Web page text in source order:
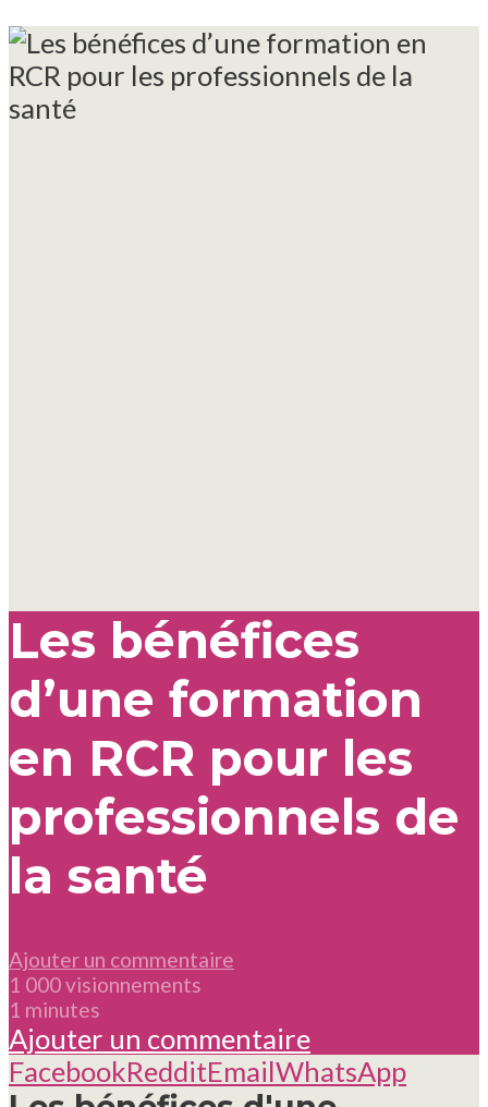
Les bénéfices
d’une formation
en RCR pour les
professionnels de
la santé
Ajouter un commentaire
1 000 visionnements
1 minutes
Ajouter un commentaire
FacebookRedditEmailWhatsApp